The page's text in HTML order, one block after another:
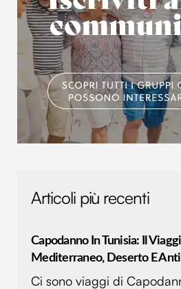
Articoli più recenti
Capodanno In Tunisia: Il
Mediterraneo, Deserto E
Ci sono viaggi di